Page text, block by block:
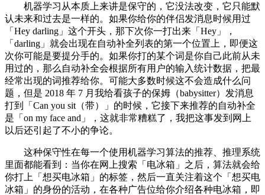
机器学习从本质上来讲是保守的，它没法改变，它只能默
认未来和过去是一样的。如果你给你的伴侣发消息时候用过
「Hey darling」这个开头，那下次你一打出来「Hey」，
「darling」就会出现在自动补全列表的第一个位置上，即便这
次你可能是要提分手的。如果你打的某个词是你自己此前从未
用过的，那么自动补全会根据所有用户的输入统计数据，把最
经常出现的词推荐给你。可能大多数时候这不会造成什么问
题，但是 2018 年 7 月我给看孩子的保姆（babysitter）发消息
打到「Can you sit（带）」的时候，它接下来推荐的自动补全
是「on my face and」，这就非常糟糕了，我把这事发到网上
以后还引起了不小的争论。
这种保守性在每一个使用机器学习算法的推荐、推理系统
里面都能看到：当你在网上搜索「电冰箱」之后，算法就会给
你打上「想买电冰箱」的标签，然后一直关注着这个「想买电
冰箱」的身份的活动，在各种广告位给你介绍各种电冰箱，即